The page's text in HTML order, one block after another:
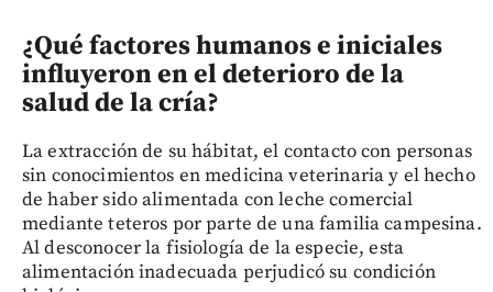
¿Qué factores humanos e iniciales
influyeron en el deterioro de la
salud de la cría?
La extracción de su hábitat, el contacto con personas
sin conocimientos en medicina veterinaria y el hecho
de haber sido alimentada con leche comercial
mediante teteros por parte de una familia campesina.
Al desconocer la fisiología de la especie, esta
alimentación inadecuada perjudicó su condición